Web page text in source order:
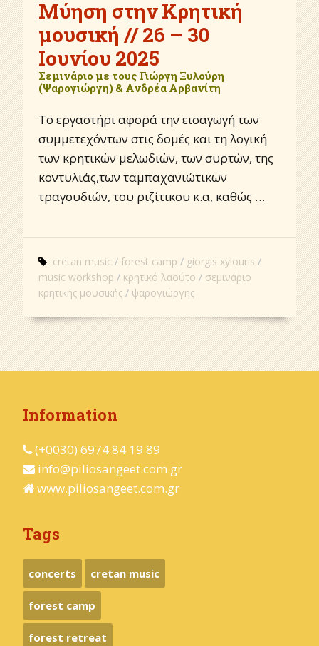
Μύηση στην Κρητική
μουσική // 26 – 30
Ιουνίου 2025
Σεμινάριο με τους Γιώργη Ξυλούρη
(Ψαρογιώργη) & Ανδρέα Αρβανίτη
Το εργαστήρι αφορά την εισαγωγή των
συμμετεχόντων στις δομές και τη λογική
των κρητικών μελωδιών, των συρτών, της
κοντυλιάς,των ταμπαχανιώτικων
τραγουδιών, του ριζίτικου κ.α, καθώς …
cretan music forest camp
giorgis xylouris
music workshop
κρητικό λαούτο
σεμινάριο
κρητικής μουσικής
ψαρογιώργης
Information
(+0030) 6974 84 19 89
info@piliosangeet.com.gr
www.piliosangeet.com.gr
Tags
concerts cretan music
forest camp
forest retreat